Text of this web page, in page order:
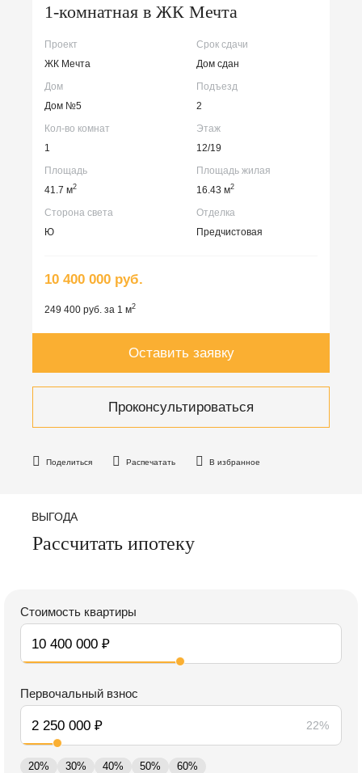
Поделиться Распечатать В избранное
1-комнатная в ЖК Мечта
Проект
ЖК Мечта
Срок сдачи
Дом сдан
Дом
Дом №5
Подъезд
2
Кол-во комнат
1
Этаж
12/19
Площадь
41.7 м2
Площадь жилая
16.43 м2
Сторона света
Ю
Отделка
Предчистовая
10 400 000 руб.
249 400 руб. за 1 м2
Оставить заявку
Проконсультироваться
ВЫГОДА
Рассчитать ипотеку
Стоимость квартиры
Первочальный взнос
22%
20% 30% 40% 50% 60%